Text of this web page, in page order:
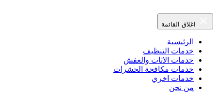
اغلاق القائمة
الرئيسية
خدمات التنظيف
خدمات الاثاث والعفش
خدمات مكافحة الحشرات
خدمات اخري
من نحن